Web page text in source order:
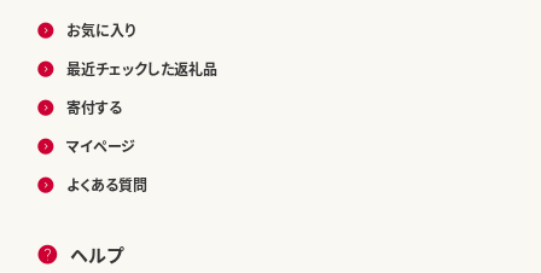
お気に入り
最近チェックした返礼品
寄付する
マイページ
よくある質問
ヘルプ